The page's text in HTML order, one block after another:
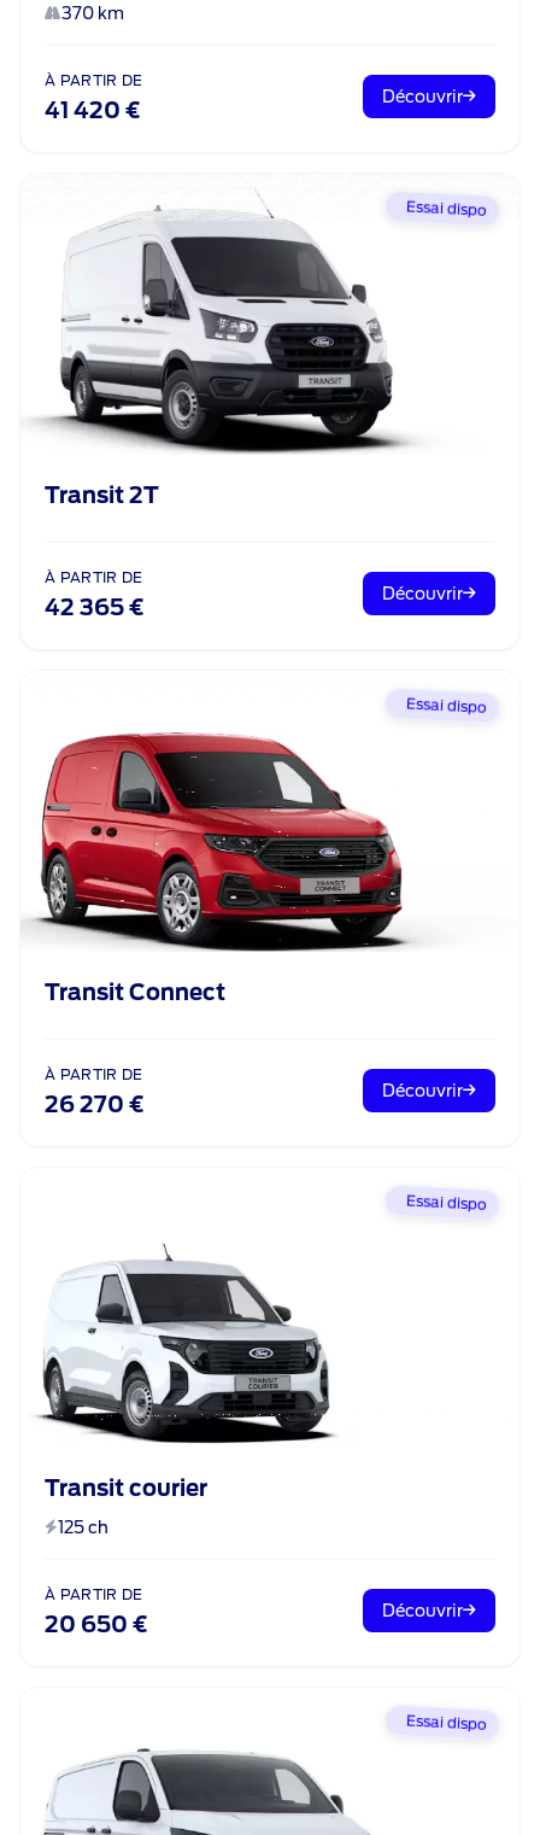
370 km
À PARTIR DE
41 420 €
Découvrir
Essai dispo
Transit 2T
À PARTIR DE
42 365 €
Découvrir
Essai dispo
Transit Connect
À PARTIR DE
26 270 €
Découvrir
Essai dispo
Transit courier
125 ch
À PARTIR DE
20 650 €
Découvrir
Essai dispo